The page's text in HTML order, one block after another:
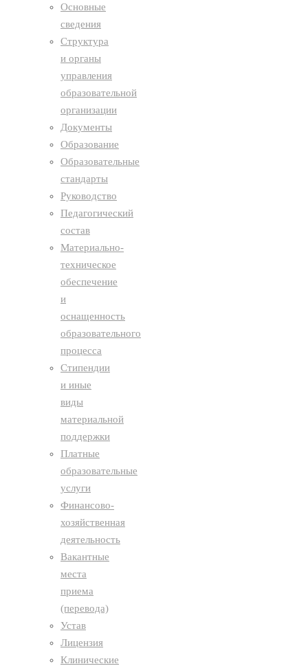
Основные
сведения
Структура
и органы
управления
образовательной
организации
Документы
Образование
Образовательные
стандарты
Руководство
Педагогический
состав
Материально-
техническое
обеспечение
и
оснащенность
образовательного
процесса
Стипендии
и иные
виды
материальной
поддержки
Платные
образовательные
услуги
Финансово-
хозяйственная
деятельность
Вакантные
места
приема
(перевода)
Устав
Лицензия
Клинические